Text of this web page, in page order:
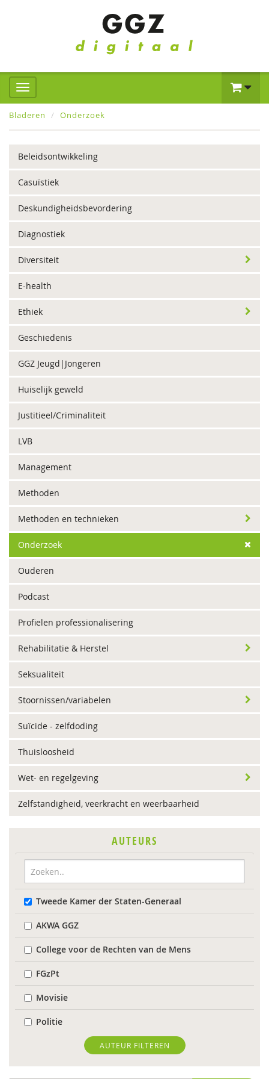
Bladeren Onderzoek
Beleidsontwikkeling
Casuïstiek
Deskundigheidsbevordering
Diagnostiek
Diversiteit
E-health
Ethiek
Geschiedenis
GGZ Jeugd|Jongeren
Huiselijk geweld
Justitieel/Criminaliteit
LVB
Management
Methoden
Methoden en technieken
Onderzoek
Ouderen
Podcast
Profielen professionalisering
Rehabilitatie & Herstel
Seksualiteit
Stoornissen/variabelen
Suïcide - zelfdoding
Thuisloosheid
Wet- en regelgeving
Zelfstandigheid, veerkracht en weerbaarheid
AUTEURS
Tweede Kamer der Staten-Generaal
AKWA GGZ
College voor de Rechten van de Mens
FGzPt
Movisie
Politie
Suzan van der Aa
AUTEUR FILTEREN